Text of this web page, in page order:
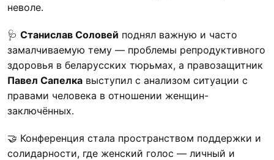
неволе.
🩺 Станислав Соловей поднял важную и часто
замалчиваемую тему — проблемы репродуктивного
здоровья в беларусских тюрьмах, а правозащитник
Павел Сапелка выступил с анализом ситуации с
правами человека в отношении женщин-
заключённых.
🤝 Конференция стала пространством поддержки и
солидарности, где женский голос — личный и